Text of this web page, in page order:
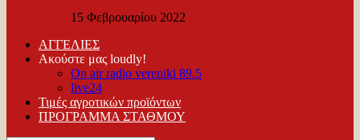
15 Φεβρουαρίου 2022
ΑΓΓΕΛΙΕΣ
Ακούστε μας loudly!
On air radio vereniki 89.5
live24
Τιμές αγροτικών προϊόντων
ΠΡΟΓΡΑΜΜΑ ΣΤΑΘΜΟΥ